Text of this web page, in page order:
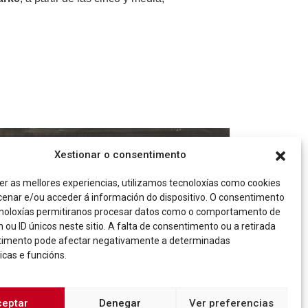
Xestionar o consentimento
as mellores experiencias, utilizamos tecnoloxías como cookies
e/ou acceder á información do dispositivo. O consentimento
permitiranos procesar datos como o comportamento de
ou ID únicos neste sitio. A falta de consentimento ou a retirada
pode afectar negativamente a determinadas
e funcións.
Denegar Ver preferencias
LOREM IPSUM
MAÑANA EN TORNO A